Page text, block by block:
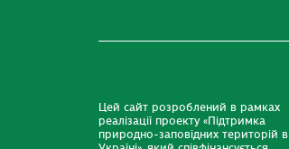
Цей сайт розроблений в рамках
реалізації проекту «Підтримка
природно-заповідних територій в